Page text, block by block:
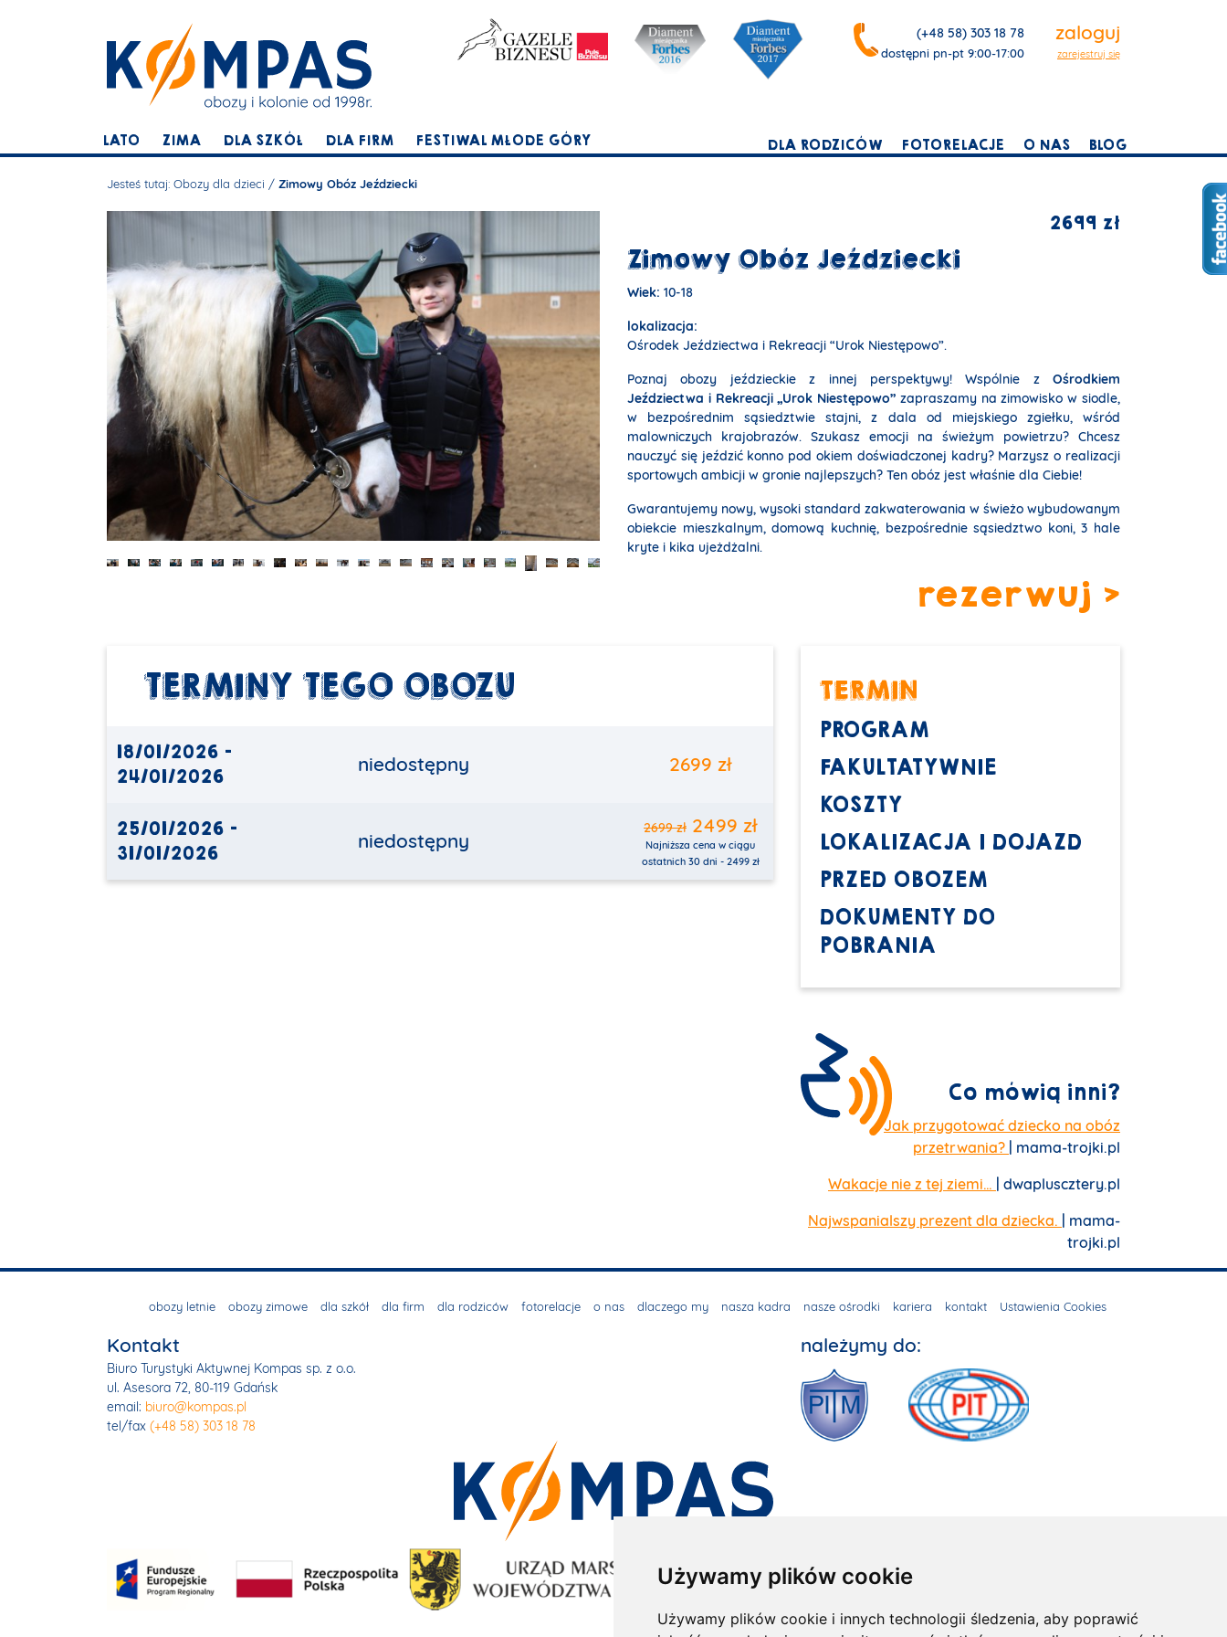
Używamy plików cookie
Używamy plików cookie i innych technologii śledzenia, aby poprawić
(+48 58) 303 18 78
dostępni pn-pt 9:00-17:00
zaloguj
zarejestruj się
LATO ZIMA DLA SZKÓŁ DLA FIRM FESTIWAL MŁODE GÓRY DLA RODZICÓW FOTORELACJE O NAS BLOG
Jesteś tutaj: Obozy dla dzieci / Zimowy Obóz Jeździecki
2699 zł
Zimowy Obóz Jeździecki
Wiek: 10-18
lokalizacja:
Ośrodek Jeździectwa i Rekreacji “Urok Niestępowo”.
Poznaj obozy jeździeckie z innej perspektywy! Wspólnie z Ośrodkiem
Jeździectwa i Rekreacji „Urok Niestępowo” zapraszamy na zimowisko w siodle,
w bezpośrednim sąsiedztwie stajni, z dala od miejskiego zgiełku, wśród
malowniczych krajobrazów. Szukasz emocji na świeżym powietrzu? Chcesz
nauczyć się jeździć konno pod okiem doświadczonej kadry? Marzysz o realizacji
sportowych ambicji w gronie najlepszych? Ten obóz jest właśnie dla Ciebie!
Gwarantujemy nowy, wysoki standard zakwaterowania w świeżo wybudowanym
obiekcie mieszkalnym, domową kuchnię, bezpośrednie sąsiedztwo koni, 3 hale
kryte i kika ujeżdżalni.
rezerwuj >
TERMIN
PROGRAM
FAKULTATYWNIE
KOSZTY
LOKALIZACJA I DOJAZD
PRZED OBOZEM
DOKUMENTY DO
POBRANIA
Co mówią inni?
Jak przygotować dziecko na obóz
przetrwania?
| mama-trojki.pl
Wakacje nie z tej ziemi…
| dwapluscztery.pl
Najwspanialszy prezent dla dziecka.
| mama-
trojki.pl
TERMINY TEGO OBOZU
18/01/2026 -
24/01/2026
niedostępny 2699 zł
25/01/2026 -
31/01/2026
niedostępny
2699 zł 2499 zł
Najniższa cena w ciągu
ostatnich 30 dni - 2499 zł
obozy letnie obozy zimowe dla szkół dla firm dla rodziców fotorelacje o nas dlaczego my nasza kadra nasze ośrodki kariera kontakt Ustawienia Cookies
Kontakt
Biuro Turystyki Aktywnej Kompas sp. z o.o.
ul. Asesora 72, 80-119 Gdańsk
email: biuro@kompas.pl
tel/fax (+48 58) 303 18 78
należymy do: